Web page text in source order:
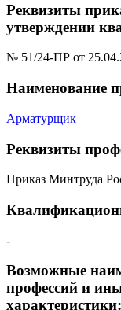
Реквизиты
утверждении
№ 51/24-ПР от
Наименование
Арматурщик
Реквизиты
Приказ Минтруда
-
Возможные
профессий и
характеристики: